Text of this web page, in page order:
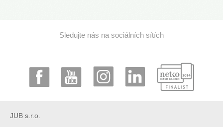
Sledujte nás na sociálních sítích
JUB s.r.o.